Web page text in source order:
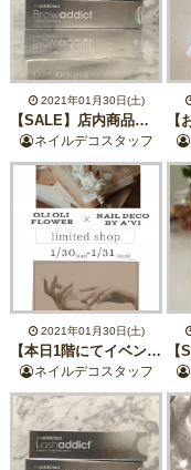
2021年01月30日(土)
【SALE】店内商品最大20%オフ【OPIネイルケア】
ネイルデコスタッフ
2021年01月30日(土)
【本日1階にてイベント開催中】OLIOLIFLOWER×NAILDECObyA’VIコラボ体験会
ネイルデコスタッフ